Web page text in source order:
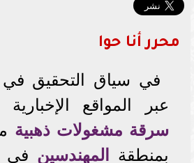
محرر أنا حوا
في سياق التحقيق في
عبر المواقع
سرقة مشغولات ذهبية
بمنطقة
المهندسين في